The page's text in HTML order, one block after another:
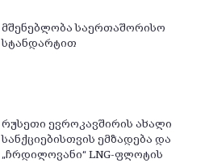
მშენებლობა საერთაშორისო
სტანდარტით
რუსეთი ევროკავშირის ახალი
სანქციებისთვის ემზადება და
„ჩრდილოვანი“ LNG-ფლოტის